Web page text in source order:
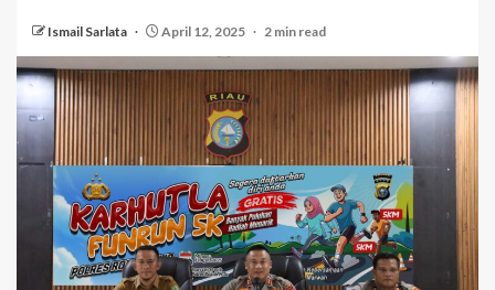
Ismail Sarlata April 12, 2025 2 min read